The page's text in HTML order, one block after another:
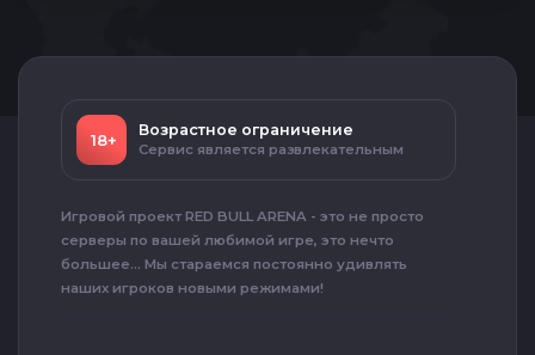
18+
Возрастное ограничение
Сервис является развлекательным
Игровой проект RED BULL ARENA - это не просто
серверы по вашей любимой игре, это нечто
большее... Мы стараемся постоянно удивлять
наших игроков новыми режимами!